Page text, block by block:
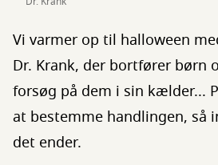
Vi varmer op til halloween
Dr. Krank, der bortfører børn
forsøg på dem i sin kælder...
at bestemme handlingen, så
det ender.